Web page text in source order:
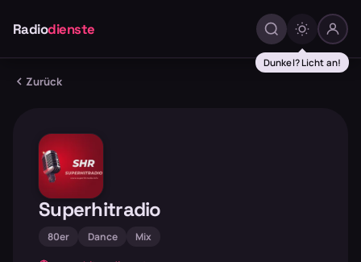
Radiodienste
Dunkel? Licht an!
Zurück
Superhitradio
80er Dance Mix